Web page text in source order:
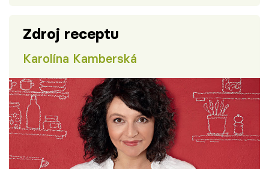
Zdroj receptu
Karolína Kamberská